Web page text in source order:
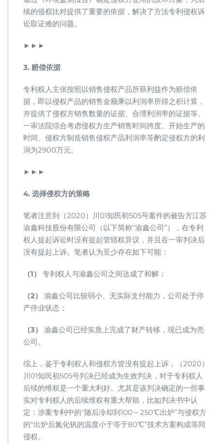
续的侵权比对提供了重要的依据，解决了方法专利侵权诉
讼取证难的问题。
►►►
3. 赔偿依据
专利权人主张按照以销售侵权产品所获利益作为赔偿依
据，即以侵权产品的销售金额乘以利润率所得之积计算，
并提供了侵权方销售数量的证据、合理利润率的证据等。
一审法院综合考虑侵权方生产销售时间跨度、开始生产的
时间、侵权方制造销售侵权产品利润率等酌定侵权方的利
润为2900万元。
►►►
4. 选择侵权方的策略
笔者注意到（2020）川01知民初505号案件的被告方江苏
渝鑫科技股份有限公司（以下简称“渝鑫公司”），在专利
权人提起诉讼时没有提起管辖权异议，并且在一审判决后
没有提起上诉。笔者认为至少存在如下可能：
（1） 专利权人与渝鑫公司之间达成了和解；
（2）
渝鑫公司比较弱小、无实际支付能力，公司处于停
产停业状态；
（3）
渝鑫公司已经实质上完成了财产转移，现已成为壳
公司。
综上，鉴于专利权人和侵权方皆没有提起上诉，（2020）
川01知民初505号判决已经成为生效判决，对于专利权人
后续的维权是一个重大利好。尤其是该判决确定的一些事
实对专利权人的后续维权有重大帮助，比如判决书中认
定：涉案专利中的“随后冷却到100～250℃出炉”与侵权方
的“出炉后氮化钒的温度小于等于80℃”技术方案构成等同
侵权。